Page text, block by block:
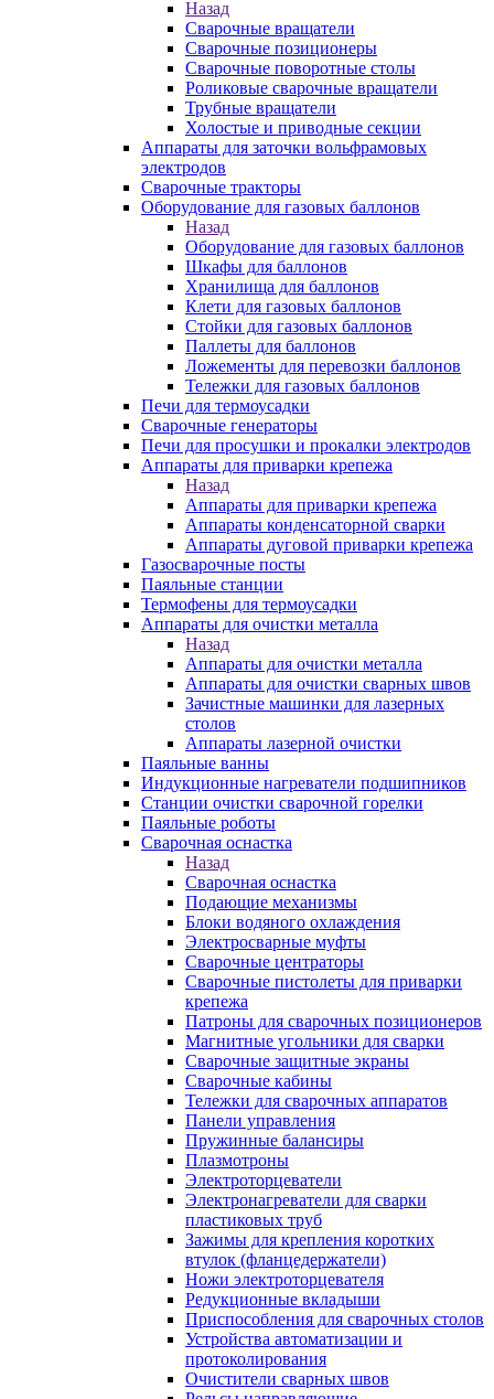
Назад
Сварочные вращатели
Сварочные позиционеры
Сварочные поворотные столы
Роликовые сварочные вращатели
Трубные вращатели
Холостые и приводные секции
Аппараты для заточки вольфрамовых
электродов
Сварочные тракторы
Оборудование для газовых баллонов
Назад
Оборудование для газовых баллонов
Шкафы для баллонов
Хранилища для баллонов
Клети для газовых баллонов
Стойки для газовых баллонов
Паллеты для баллонов
Ложементы для перевозки баллонов
Тележки для газовых баллонов
Печи для термоусадки
Сварочные генераторы
Печи для просушки и прокалки электродов
Аппараты для приварки крепежа
Назад
Аппараты для приварки крепежа
Аппараты конденсаторной сварки
Аппараты дуговой приварки крепежа
Газосварочные посты
Паяльные станции
Термофены для термоусадки
Аппараты для очистки металла
Назад
Аппараты для очистки металла
Аппараты для очистки сварных швов
Зачистные машинки для лазерных
столов
Аппараты лазерной очистки
Паяльные ванны
Индукционные нагреватели подшипников
Станции очистки сварочной горелки
Паяльные роботы
Сварочная оснастка
Назад
Сварочная оснастка
Подающие механизмы
Блоки водяного охлаждения
Электросварные муфты
Сварочные центраторы
Сварочные пистолеты для приварки
крепежа
Патроны для сварочных позиционеров
Магнитные угольники для сварки
Сварочные защитные экраны
Сварочные кабины
Тележки для сварочных аппаратов
Панели управления
Пружинные балансиры
Плазмотроны
Электроторцеватели
Электронагреватели для сварки
пластиковых труб
Зажимы для крепления коротких
втулок (фланцедержатели)
Ножи электроторцевателя
Редукционные вкладыши
Приспособления для сварочных столов
Устройства автоматизации и
протоколирования
Очистители сварных швов